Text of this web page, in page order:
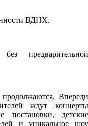
ВДНХ.
предварительной
Впереди
ждут концерты
постановки, детские
и уникальное шоу